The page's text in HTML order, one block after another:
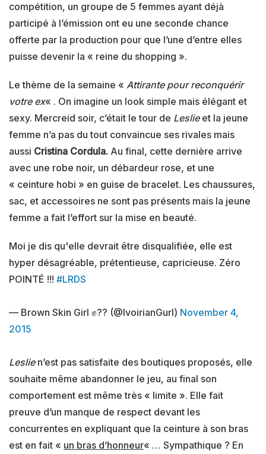
compétition, un groupe de 5 femmes ayant déjà
participé à l’émission ont eu une seconde chance
offerte par la production pour que l’une d’entre elles
puisse devenir la « reine du shopping ».
Le thème de la semaine « Attirante pour reconquérir
votre ex« . On imagine un look simple mais élégant et
sexy. Mercreid soir, c’était le tour de Leslieet la jeune
femme n’a pas du tout convaincue ses rivales mais
aussi Cristina Cordula. Au final, cette dernière arrive
avec une robe noir, un débardeur rose, et une
« ceinture hobi » en guise de bracelet. Les chaussures,
sac, et accessoires ne sont pas présents mais la jeune
femme a fait l’effort sur la mise en beauté.
Moi je dis qu'elle devrait être disqualifiée, elle est
hyper désagréable, prétentieuse, capricieuse. Zéro
POINTÉ !!! #LRDS
— Brown Skin Girl ✊?? (@IvoirianGurl) November 4,
2015
Leslien’est pas satisfaite des boutiques proposés, elle
souhaite même abandonner le jeu, au final son
comportement est même très « limite ». Elle fait
preuve d’un manque de respect devant les
concurrentes en expliquant que la ceinture à son bras
est en fait « un bras d’honneur« … Sympathique ? En